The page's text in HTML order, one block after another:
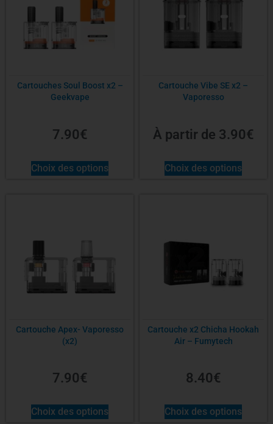
Cartouches Soul Boost x2 –
Geekvape
7.90€
Choix des options
Cartouche Vibe SE x2 –
Vaporesso
À partir de 3.90€
Choix des options
Cartouche Apex- Vaporesso
(x2)
7.90€
Choix des options
Cartouche x2 Chicha Hookah
Air – Fumytech
8.40€
Choix des options